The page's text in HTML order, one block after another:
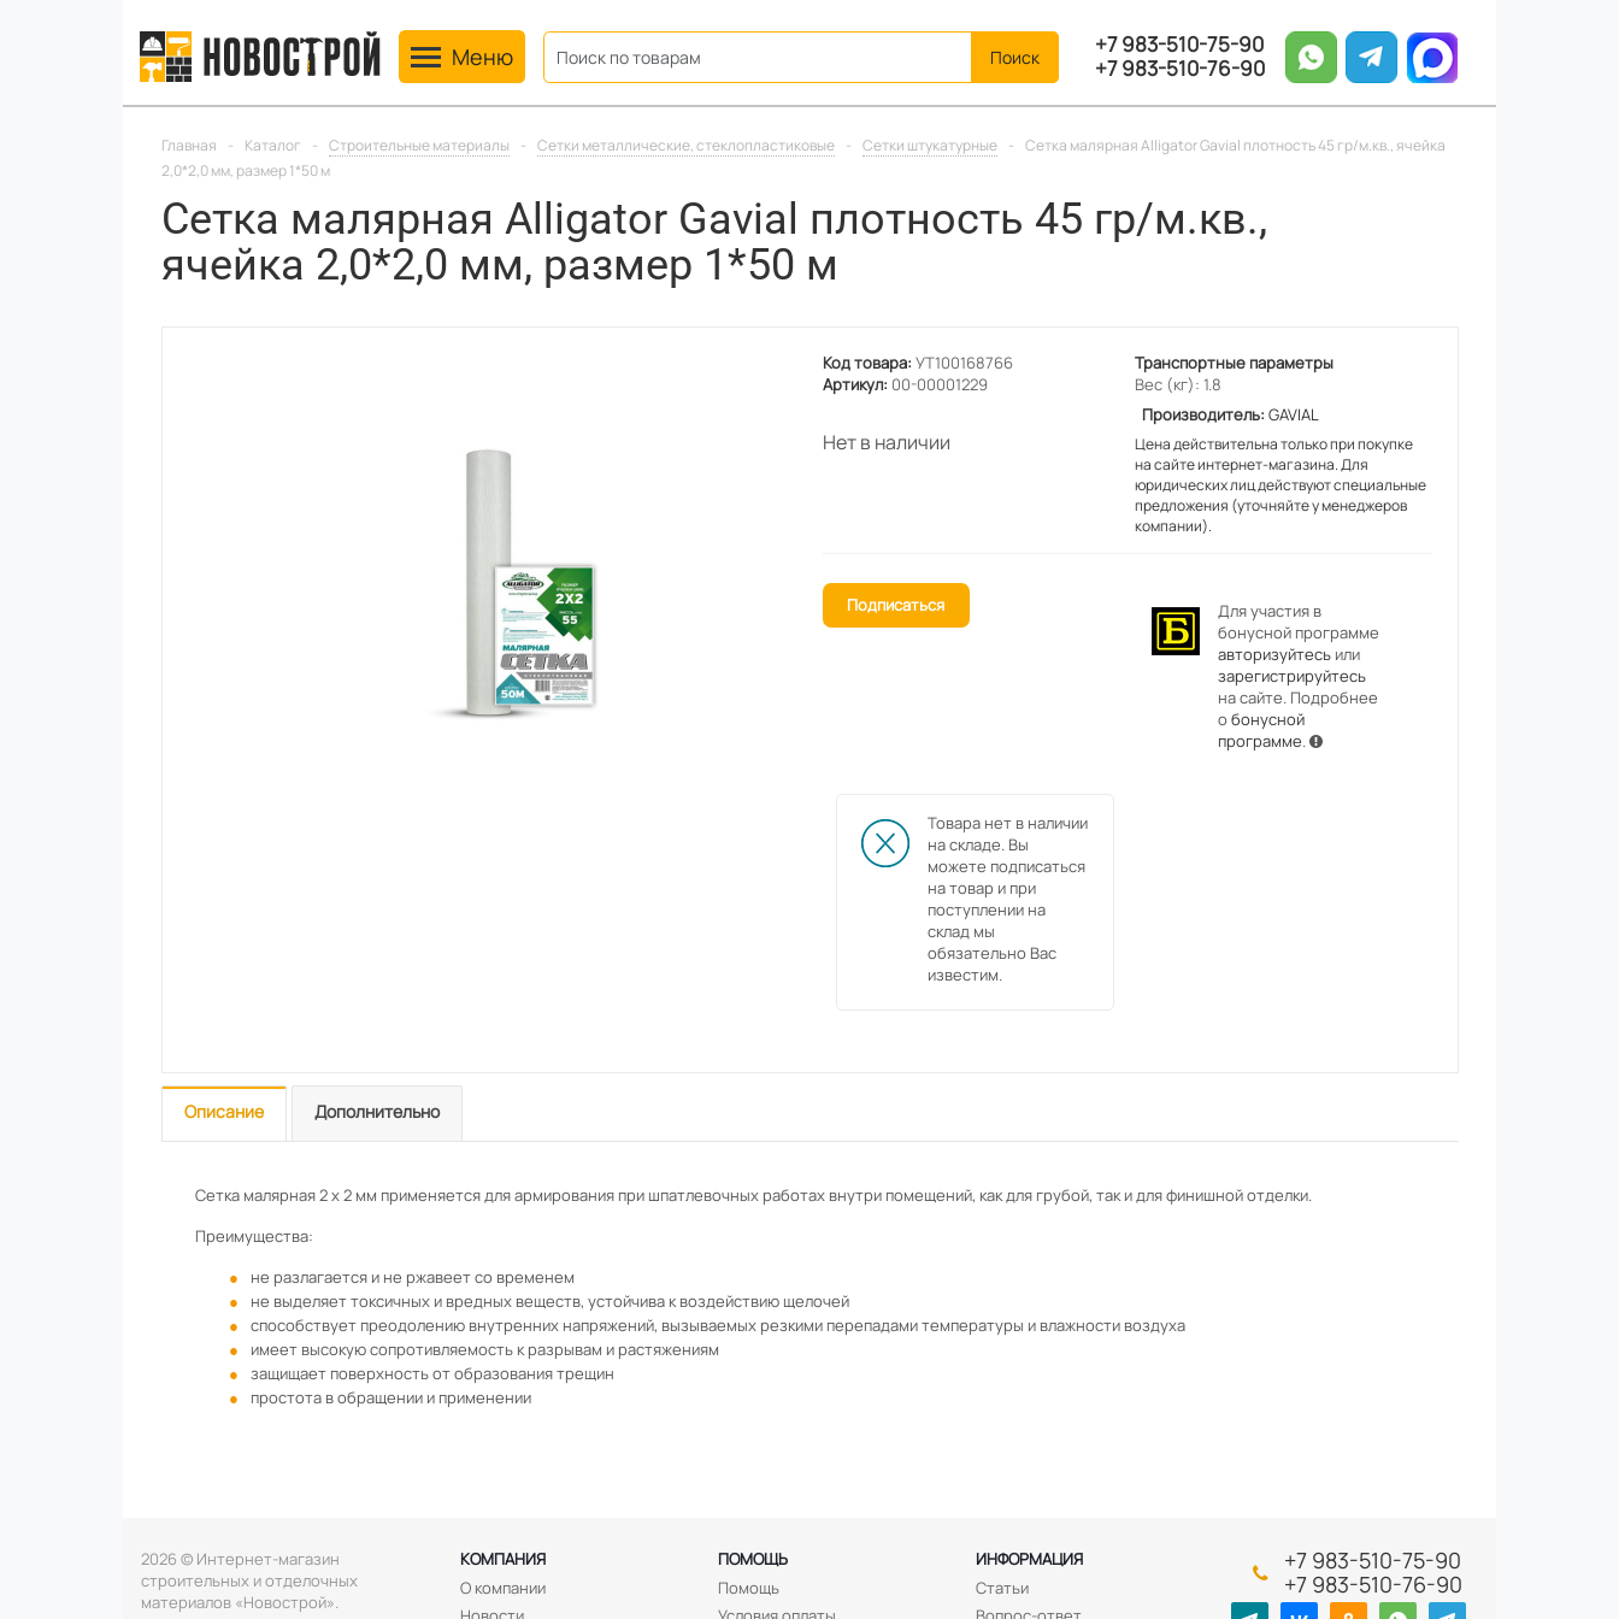
Toggle navigation
Меню
+7 983-510-75-90
+7 983-510-76-90
Главная - Каталог - Строительные материалы - Сетки металлические, стеклопластиковые - Сетки штукатурные - Сетка малярная Alligator Gavial плотность 45 гр/м.кв., ячейка
2,0*2,0 мм, размер 1*50 м
Сетка малярная Alligator Gavial плотность 45 гр/м.кв.,
ячейка 2,0*2,0 мм, размер 1*50 м
Код товара: УТ100168766
Артикул: 00-00001229
Нет в наличии
Транспортные параметры
Вес (кг): 1.8
Производитель: GAVIAL
Цена действительна только при покупке
на сайте интернет-магазина. Для
юридических лиц действуют специальные
предложения (уточняйте у менеджеров
компании).
Подписаться
Для участия в
бонусной программе
авторизуйтесьили
зарегистрируйтесь
на сайте. Подробнее
обонусной
программе.
Товара нет в наличии
на складе. Вы
можете подписаться
на товар и при
поступлении на
склад мы
обязательно Вас
известим.
Описание Дополнительно
Сетка малярная 2 х 2 мм применяется для армирования при шпатлевочных работах внутри помещений, как для грубой, так и для финишной отделки.
Преимущества:
не разлагается и не ржавеет со временем
не выделяет токсичных и вредных веществ, устойчива к воздействию щелочей
способствует преодолению внутренних напряжений, вызываемых резкими перепадами температуры и влажности воздуха
имеет высокую сопротивляемость к разрывам и растяжениям
защищает поверхность от образования трещин
простота в обращении и применении
2026 © Интернет-магазин
строительных и отделочных
материалов «Новострой».
КОМПАНИЯ ПОМОЩЬ
ИНФОРМАЦИЯ
О компании
Помощь
Статьи
+7 983-510-75-90
+7 983-510-76-90